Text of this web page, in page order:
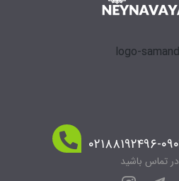
۰۹۰۳۶۵۵۶۲۰۸
در تماس باشید